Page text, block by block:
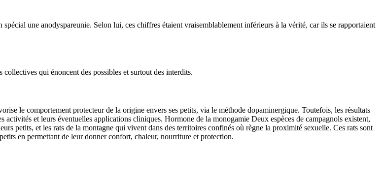
une anodyspareunie. Selon lui, ces chiffres étaient vraisemblablement inférieurs à la vérité, car ils se rapportaient
qui énoncent des possibles et surtout des interdits.
le comportement protecteur de la origine envers ses petits, via le méthode dopaminergique. Toutefois, les résultats
activités et leurs éventuelles applications cliniques. Hormone de la monogamie Deux espèces de campagnols existent,
petits, et les rats de la montagne qui vivent dans des territoires confinés où règne la proximité sexuelle. Ces rats sont
en permettant de leur donner confort, chaleur, nourriture et protection.